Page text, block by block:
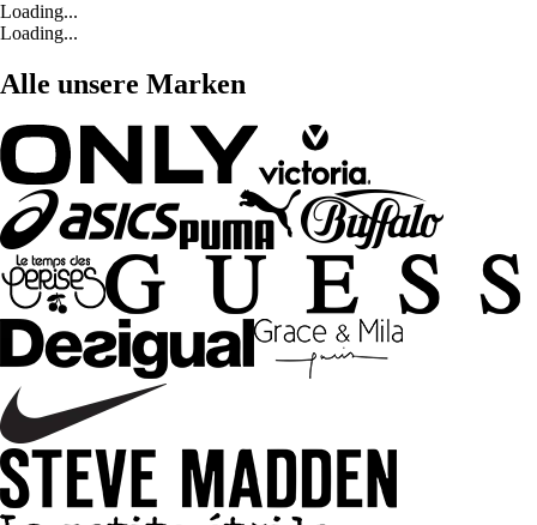
Loading...
Loading...
Alle unsere Marken